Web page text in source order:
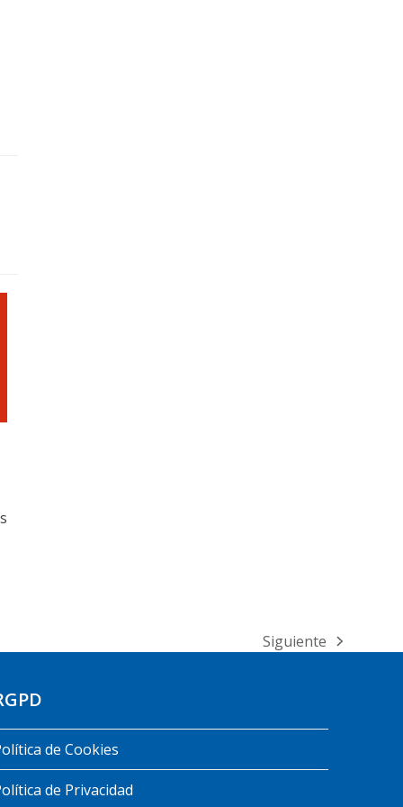
Siguiente
de Cookies
de Privacidad